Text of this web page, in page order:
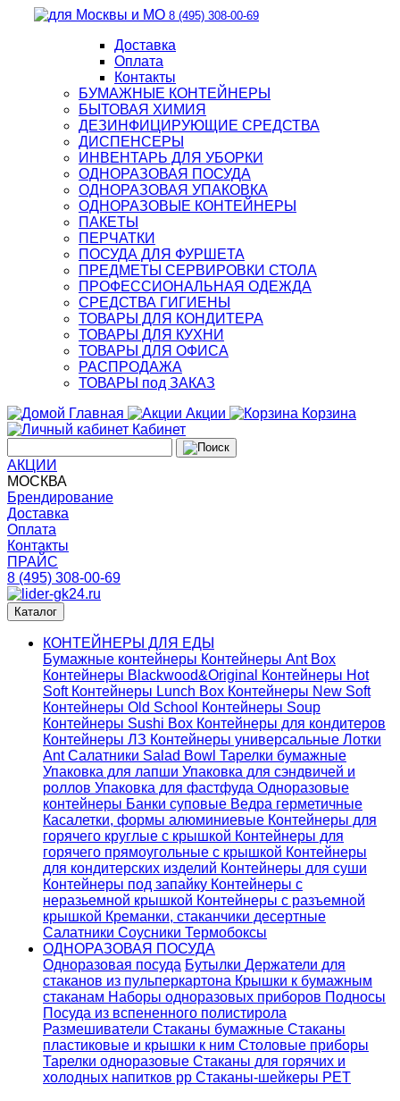
8 (495) 308-00-69
Доставка
Оплата
Контакты
БУМАЖНЫЕ КОНТЕЙНЕРЫ
БЫТОВАЯ ХИМИЯ
ДЕЗИНФИЦИРУЮЩИЕ СРЕДСТВА
ДИСПЕНСЕРЫ
ИНВЕНТАРЬ ДЛЯ УБОРКИ
ОДНОРАЗОВАЯ ПОСУДА
ОДНОРАЗОВАЯ УПАКОВКА
ОДНОРАЗОВЫЕ КОНТЕЙНЕРЫ
ПАКЕТЫ
ПЕРЧАТКИ
ПОСУДА ДЛЯ ФУРШЕТА
ПРЕДМЕТЫ СЕРВИРОВКИ СТОЛА
ПРОФЕССИОНАЛЬНАЯ ОДЕЖДА
СРЕДСТВА ГИГИЕНЫ
ТОВАРЫ ДЛЯ КОНДИТЕРА
ТОВАРЫ ДЛЯ КУХНИ
ТОВАРЫ ДЛЯ ОФИСА
РАСПРОДАЖА
ТОВАРЫ под ЗАКАЗ
Главная
Акции
Корзина
Кабинет
АКЦИИ
МОСКВА
Брендирование
Доставка
Оплата
Контакты
ПРАЙС
8 (495) 308-00-69
Каталог
КОНТЕЙНЕРЫ ДЛЯ ЕДЫ
Бумажные контейнеры Контейнеры Ant Box
Контейнеры Blackwood&Original
Контейнеры Hot
Soft Контейнеры Lunch Box Контейнеры New Soft
Контейнеры Old School Контейнеры Soup
Контейнеры Sushi Box Контейнеры для кондитеров
Контейнеры ЛЗ Контейнеры универсальные Лотки
AntСалатники Salad Bowl Тарелки бумажные
Упаковка для лапши Упаковка для сэндвичей и
роллов Упаковка для фастфуда Одноразовые
контейнеры Банки суповые Ведра герметичные
Касалетки, формы алюминиевые Контейнеры для
горячего круглые с крышкой Контейнеры для
горячего прямоугольные с крышкой Контейнеры
для кондитерских изделий Контейнеры для суши
Контейнеры под запайку Контейнеры с
неразьемной крышкой Контейнеры с разъемной
крышкой Креманки, стаканчики десертные
Салатники Соусники Термобоксы
ОДНОРАЗОВАЯ ПОСУДА
Одноразовая посуда Бутылки Держатели для
стаканов из пульперкартона Крышки к бумажным
стаканам Наборы одноразовых приборов Подносы
Посуда из вспененного полистирола
Размешиватели Стаканы бумажные Стаканы
пластиковые и крышки к ним Столовые приборы
Тарелки одноразовые Стаканы для горячих и
холодных напитков pp Стаканы-шейкеры PET